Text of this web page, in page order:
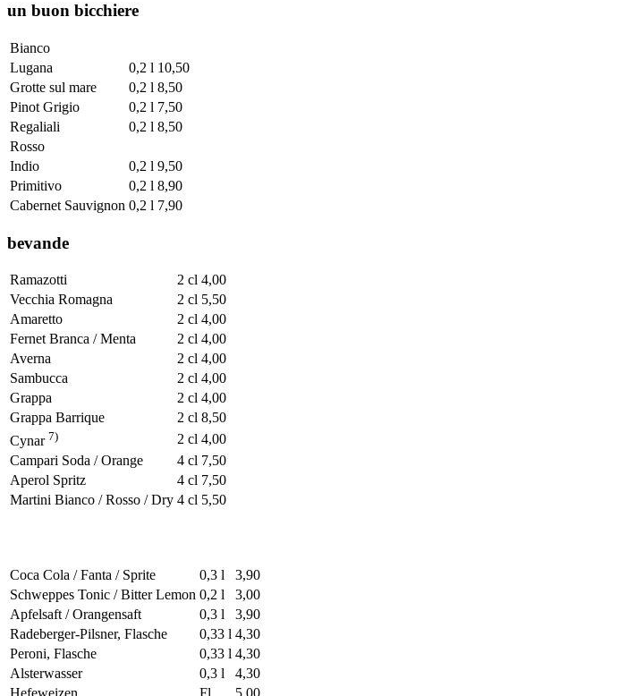
un buon bicchiere
Bianco
Lugana
0,2 l 10,50
Grotte sul mare
0,2 l 8,50
Pinot Grigio
0,2 l 7,50
Regaliali
0,2 l 8,50
Rosso
Indio
0,2 l 9,50
Primitivo
0,2 l 8,90
Cabernet Sauvignon 0,2 l 7,90
bevande
Ramazotti 2 cl 4,00
Vecchia Romagna
2 cl 5,50
Amaretto
2 cl 4,00
Fernet Branca / Menta
2 cl 4,00
Averna
2 cl 4,00
Sambucca
2 cl 4,00
Grappa
2 cl 4,00
Grappa Barrique
2 cl 8,50
Cynar 7) 2 cl 4,00
Campari Soda / Orange
4 cl 7,50
Aperol Spritz
4 cl 7,50
Martini Bianco / Rosso / Dry 4 cl 5,50
Coca Cola / Fanta / Sprite 0,3 l
3,90
Schweppes Tonic / Bitter Lemon 0,2 l
3,00
Apfelsaft / Orangensaft
0,3 l
3,90
Radeberger-Pilsner, Flasche
0,33 l 4,30
Peroni, Flasche
0,33 l 4,30
Alsterwasser
0,3 l
4,30
Hefeweizen
Fl 5,00